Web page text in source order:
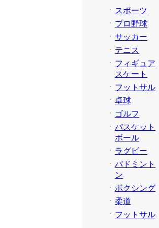
スポーツ
プロ野球
サッカー
テニス
フィギュア
スケート
フットサル
卓球
ゴルフ
バスケット
ボール
ラグビー
バドミント
ン
ボクシング
柔道
フットサル